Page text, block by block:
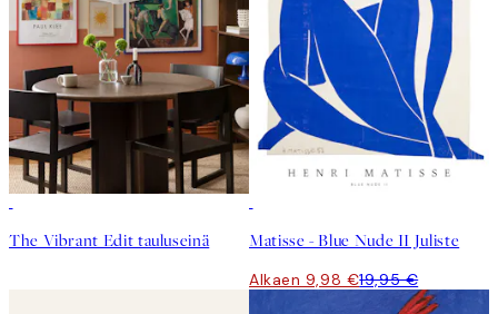
The Vibrant Edit tauluseinä Matisse - Blue Nude II Juliste
Alkaen 9,98 €19,95 €